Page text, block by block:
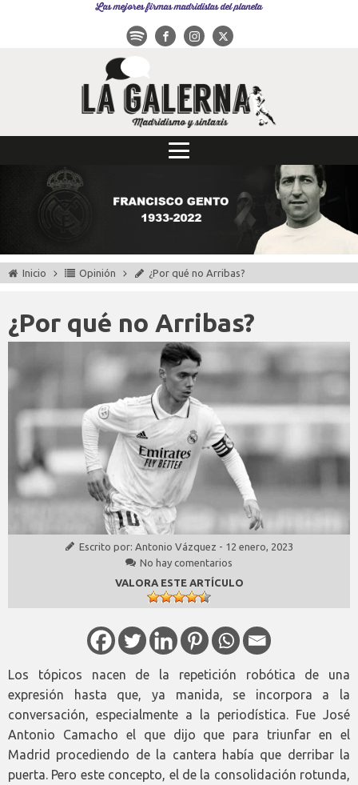
Las mejores firmas madridistas del planeta
Inicio Opinión ¿Por qué no Arribas?
¿Por qué no Arribas?
Escrito por: Antonio Vázquez - 12 enero, 2023
No hay comentarios
VALORA ESTE ARTÍCULO
Los tópicos nacen de la repetición robótica de una
expresión hasta que, ya manida, se incorpora a la
conversación, especialmente a la periodística. Fue José
Antonio Camacho el que dijo que para triunfar en el
Madrid procediendo de la cantera había que derribar la
puerta. Pero este concepto, el de la consolidación rotunda,